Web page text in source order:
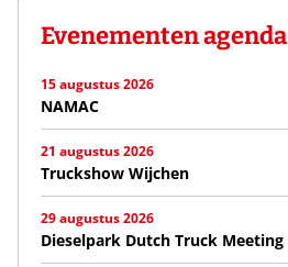
Evenementen agenda
15 augustus 2026
NAMAC
21 augustus 2026
Truckshow Wijchen
29 augustus 2026
Dieselpark Dutch Truck Meeting